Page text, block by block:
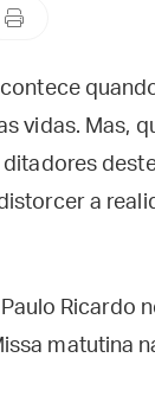
vidas. Mas,
a
Ricardo
matutina